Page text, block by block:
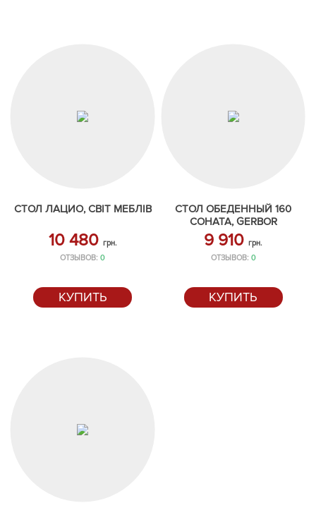
СТОЛ ЛАЦИО, СВІТ МЕБЛІВ
10 480 грн.
ОТЗЫВОВ:0
КУПИТЬ
СТОЛ ОБЕДЕННЫЙ 160
СОНАТА, GERBOR
9 910грн.
ОТЗЫВОВ: 0
КУПИТЬ